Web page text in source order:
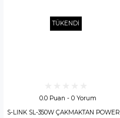
TÜKENDİ
0.0 Puan - 0 Yorum
S-LINK SL-350W ÇAKMAKTAN POWER